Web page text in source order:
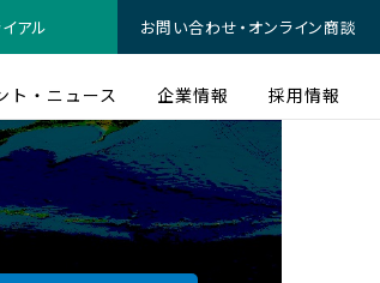
アル お問い合わせ・オンライン商談
ト・ニュース 企業情報 採用情報